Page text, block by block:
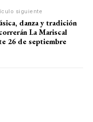
siguiente
danza y tradición
La Mariscal
26 de septiembre